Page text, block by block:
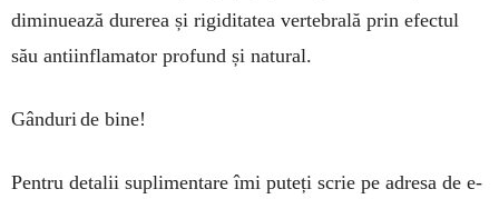
diminuează durerea și rigiditatea vertebrală prin efectul
său antiinflamator profund și natural.
Gânduri de bine!
Pentru detalii suplimentare îmi puteți scrie pe adresa de e-